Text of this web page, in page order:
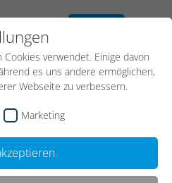
verwendet. Einige davon
es uns andere ermöglichen,
Webseite zu verbessern.
Marketing